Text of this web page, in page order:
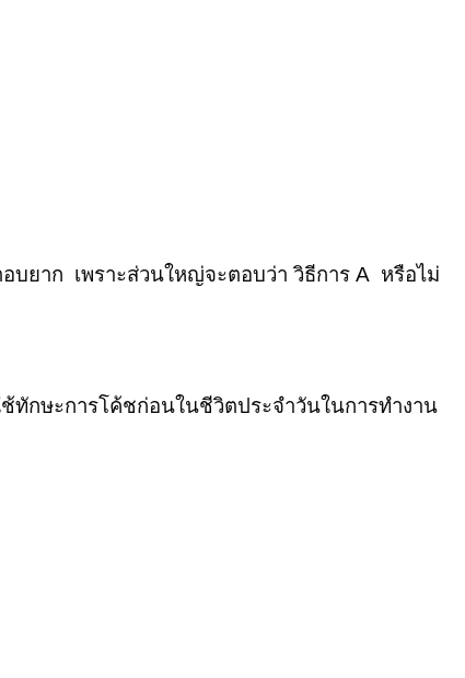
ยาก เพราะส่วนใหญ่จะตอบว่า วิธีการ A หรือไม่
ช้ทักษะการโค้ชก่อนในชีวิตประจำวันในการทำงาน